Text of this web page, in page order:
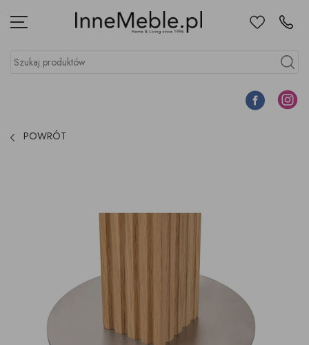
Menu UlubioneKontakt
Szukaj produktów
Szukaj
Facebook
POWRÓT